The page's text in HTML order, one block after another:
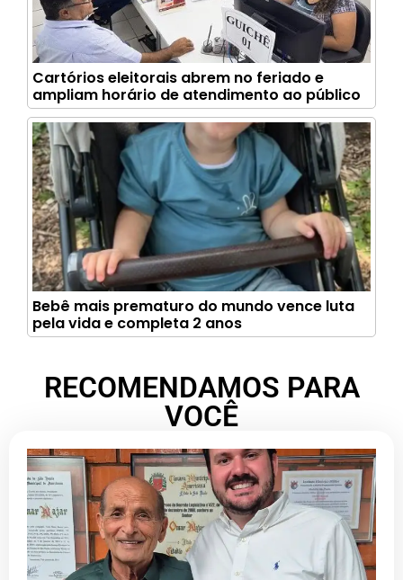
Cartórios eleitorais abrem no feriado e
ampliam horário de atendimento ao público
Bebê mais prematuro do mundo vence luta
pela vida e completa 2 anos
RECOMENDAMOS PARA
VOCÊ